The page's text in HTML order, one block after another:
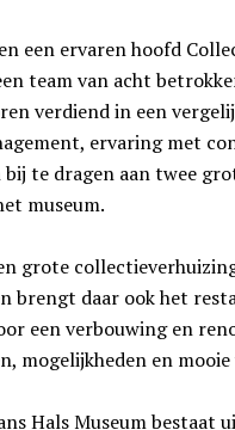
een ervaren hoofd
team van acht
verdiend in een
ervaring met
te dragen aan twee
museum.
grote
brengt daar ook het
een verbouwing en
mogelijkheden en
Hals Museum bestaat